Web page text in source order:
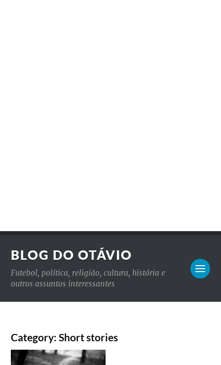
BLOG DO OTÁVIO
Futebol, política, religião, cultura, história e
outros assuntos interessantes
Category: Short stories